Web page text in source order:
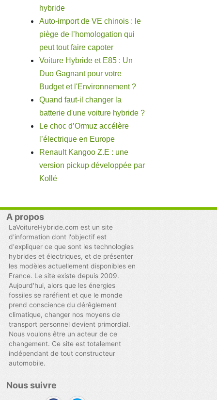
hybride
Auto-import de VE chinois : le
piège de l’homologation qui
peut tout faire capoter
Voiture Hybride et E85 : Un
Duo Gagnant pour votre
Budget et l'Environnement ?
Quand faut-il changer la
batterie d'une voiture hybride ?
Le choc d’Ormuz accélère
l’électrique en Europe
Renault Kangoo Z.E : une
version pickup développée par
Kollé
A propos
LaVoitureHybride.com est un site
d'information dont l'objectif est
d'expliquer ce que sont les technologies
hybrides et électriques, et de présenter
les modèles actuellement disponibles en
France. Le site existe depuis 2009.
Aujourd'hui, alors que les énergies
fossiles se raréfient et que le monde
prend conscience du dérêglement
climatique, changer nos moyens de
transport personnel devient primordial.
Nous voulons être un acteur de ce
changement. Ce site est totalement
indépendant de tout constructeur
automobile.
Nous suivre